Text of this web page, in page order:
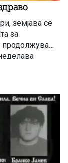
земјава се
за
продолжување